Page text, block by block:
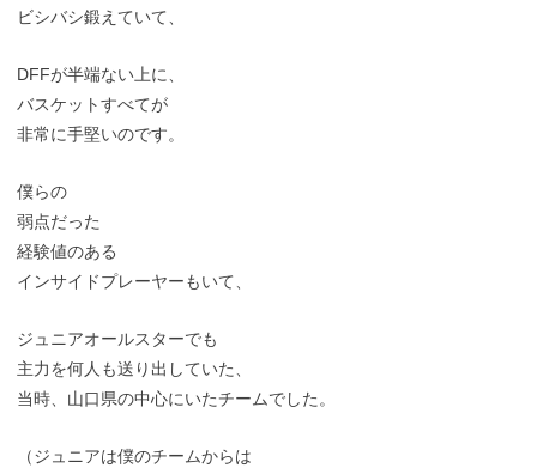
ビシバシ鍛えていて、
DFFが半端ない上に、
バスケットすべてが
非常に手堅いのです。
僕らの
弱点だった
経験値のある
インサイドプレーヤーもいて、
ジュニアオールスターでも
主力を何人も送り出していた、
当時、山口県の中心にいたチームでした。
（ジュニアは僕のチームからは